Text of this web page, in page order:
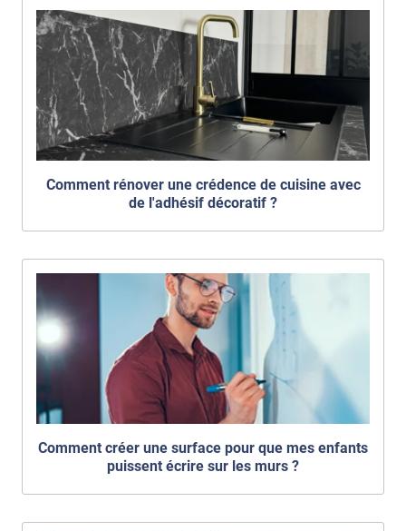
Comment rénover une crédence de cuisine avec
de l'adhésif décoratif ?
Comment créer une surface pour que mes enfants
puissent écrire sur les murs ?